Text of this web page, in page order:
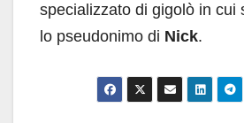
specializzato di gigolò in cui
lo pseudonimo di Nick.